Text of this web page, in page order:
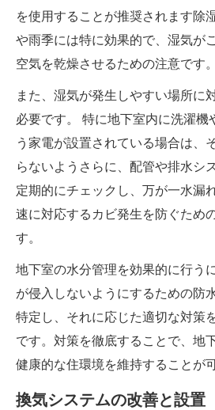
を使用することが推奨されます除
や雨季には特に効果的で、湿気が
空気を乾燥させるための注意です。
また、湿気が発生しやすい場所に
必要です。 特に地下室内に洗濯機
う家電が設置されている場合は、
らないようさらに、配管や排水シ
定期的にチェックし、万が一水漏
速に対応するカビ発生を防ぐため
す。
地下室の水分管理を効果的に行う
が侵入しないようにするための防
特定し、それに応じた適切な対策
です。対策を徹底することで、地
健康的な住環境を維持することが
換気システムの改善と設置